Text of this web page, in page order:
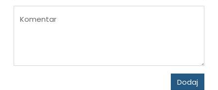
Komentar
Dodaj